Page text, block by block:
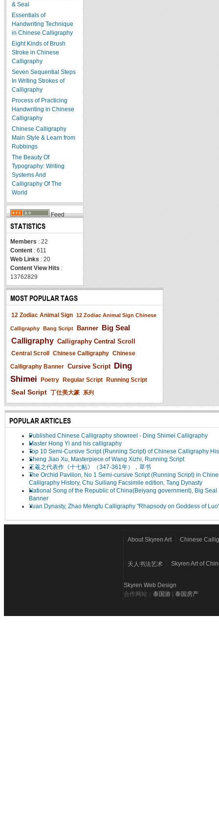
& Seal
Essentials of
Handwriting Technique
in Chinese Calligraphy
Eight Kinds of Brush
Stroke in Chinese
Calligraphy
Seven Sequential Steps
In Writing Strokes of
Calligraphy
Process of Practicing
Handwriting in Chinese
Calligraphy
Chinese Calligraphy
Main Style & Learn from
Rubbings
The Beauty Of
Typography: Writing
Systems And
Calligraphy Of The
World
Feed
STATISTICS
Members : 22
Content : 611
Web Links : 20
Content View Hits :
13762829
MOST POPULAR TAGS
12 Zodiac Animal Sign 12 Zodiac Animal Sign Chinese
Calligraphy Bang Script Banner Big Seal
Calligraphy Calligraphy Central Scroll
Central Scroll Chinese Calligraphy Chinese
Calligraphy Banner Cursive Script Ding
Shimei Poetry Regular Script Running Script
Seal Script 丁仕美大篆 系列
POPULAR ARTICLES
Published Chinese Calligraphy showreel - Ding Shimei Calligraphy
Master Hong Yi and his calligraphy
Top 10 Semi-Cursive Script (Running Script) of Chinese Calligraphy
Sheng Jiao Xu, Masterpiece of Wang Xizhi, Running Script
王羲之代表作《十七帖》（347-361年），草书
The Orchid Pavilion, No 1 Semi-cursive Script (Running Script) in
Calligraphy History, Chu Suiliang Facsimile edition, Tang Dynasty
National Song of the Republic of China(Beiyang government), Big Seal
Banner
Yuan Dynasty, Zhao Mengfu Calligraphy "Rhapsody on Goddess of
About Skyren Art Chinese
天人书法艺术 Skyren Art of
Skyren Web Design
合作网站： 泰国游 | 泰国房产